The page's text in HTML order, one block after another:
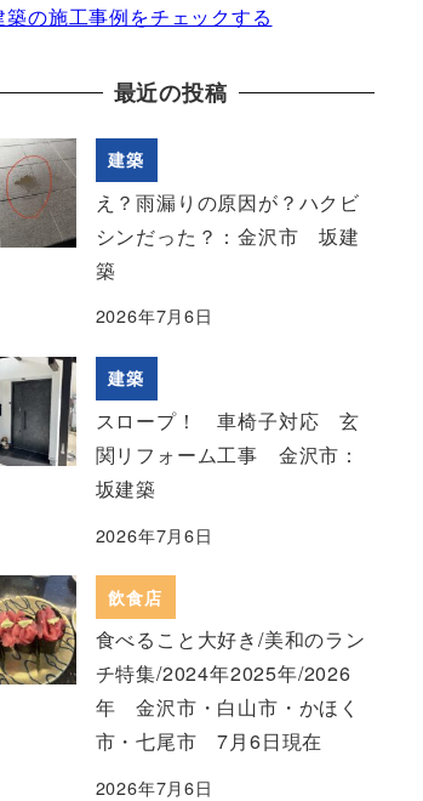
築の施工事例をチェックする
最近の投稿
建築
え？雨漏りの原因が？ハクビ
シンだった？：金沢市 坂建
築
2026年7月6日
建築
スロープ！ 車椅子対応 玄
関リフォーム工事 金沢市：
坂建築
2026年7月6日
飲食店
食べること大好き/美和のラン
チ特集/2024年2025年/2026
年 金沢市・白山市・かほく
市・七尾市 7月6日現在
2026年7月6日